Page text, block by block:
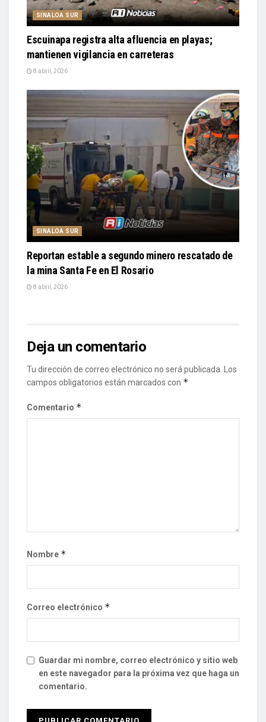
SINALOA SUR
Escuinapa registra alta afluencia en playas;
mantienen vigilancia en carreteras
8 abril, 2026
SINALOA SUR
Reportan estable a segundo minero rescatado de
la mina Santa Fe en El Rosario
8 abril, 2026
Deja un comentario
Tu dirección de correo electrónico no será publicada. Los
campos obligatorios están marcados con *
Comentario *
Nombre *
Correo electrónico *
Guardar mi nombre, correo electrónico y sitio web
en este navegador para la próxima vez que haga un
comentario.